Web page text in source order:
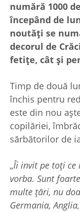
numără 1000
începând de
noutăți se
decorul de
fetițe, cât și
Timp de două
închis pentru
este din nou
copilăriei,
sărbătorilor de
„Îi invit pe toți ce
vorba. Sunt
multe țări, nu
Germania,